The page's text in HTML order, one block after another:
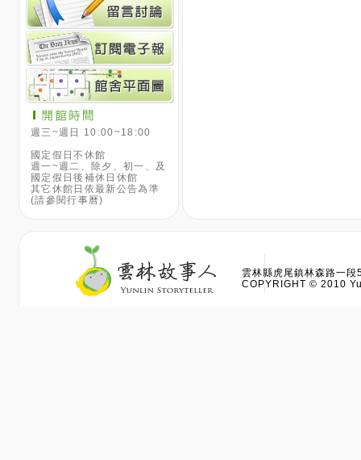
週三~週日 10:00~18:00
國定假日不休館
週一~週二、除夕、初一、及
國定假日後補休日休館
其它休館日依最新公告為準
(請參閱行事曆)
雲林縣虎尾鎮林森路
COPYRIGHT © 2010